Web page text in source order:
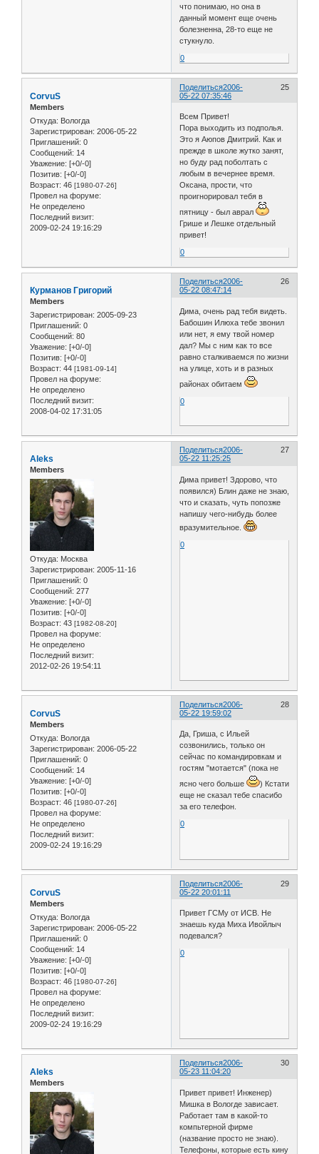
что понимаю, но она в
данный момент еще очень
болезненна, 28-то еще не
стукнуло.
0
Поделиться 25
2006-
05-22 07:35:46
CorvuS
Members
Откуда: Вологда
Зарегистрирован: 2006-05-22
Приглашений: 0
Сообщений: 14
Уважение: [+0/-0]
Позитив: [+0/-0]
Возраст: 46 [1980-07-26]
Провел на форуме:
Не определено
Последний визит:
2009-02-24 19:16:29
Всем Привет!
Пора выходить из подполья.
Это я Аюпов Дмитрий. Как и
прежде в школе жутко занят,
но буду рад поболтать с
любым в вечернее время.
Оксана, прости, что
проигнорировал тебя в
пятницу - был аврал
Грише и Лешке отдельный
привет!
0
Поделиться 26
2006-
05-22 08:47:14
Курманов Григорий
Members
Зарегистрирован: 2005-09-23
Приглашений: 0
Сообщений: 80
Уважение: [+0/-0]
Позитив: [+0/-0]
Возраст: 44 [1981-09-14]
Провел на форуме:
Не определено
Последний визит:
2008-04-02 17:31:05
Дима, очень рад тебя видеть.
Бабошин Илюха тебе звонил
или нет, я ему твой номер
дал? Мы с ним как то все
равно сталкиваемся по жизни
на улице, хоть и в разных
районах обитаем
0
Поделиться 27
2006-
05-22 11:25:25
Aleks
Members
Откуда: Москва
Зарегистрирован: 2005-11-16
Приглашений: 0
Сообщений: 277
Уважение: [+0/-0]
Позитив: [+0/-0]
Возраст: 43 [1982-08-20]
Провел на форуме:
Не определено
Последний визит:
2012-02-26 19:54:11
Дима привет! Здорово, что
появился) Блин даже не знаю,
что и сказать, чуть попозже
напишу чего-нибудь более
вразумительное.
0
Поделиться 28
2006-
05-22 19:59:02
CorvuS
Members
Откуда: Вологда
Зарегистрирован: 2006-05-22
Приглашений: 0
Сообщений: 14
Уважение: [+0/-0]
Позитив: [+0/-0]
Возраст: 46 [1980-07-26]
Провел на форуме:
Не определено
Последний визит:
2009-02-24 19:16:29
Да, Гриша, с Ильей
созвонились, только он
сейчас по командировкам и
гостям "мотается" (пока не
ясно чего больше
) Кстати
еще не сказал тебе спасибо
за его телефон.
0
Поделиться 29
2006-
05-22 20:01:11
CorvuS
Members
Откуда: Вологда
Зарегистрирован: 2006-05-22
Приглашений: 0
Сообщений: 14
Уважение: [+0/-0]
Позитив: [+0/-0]
Возраст: 46 [1980-07-26]
Провел на форуме:
Не определено
Последний визит:
2009-02-24 19:16:29
Привет ГСМу от ИСВ. Не
знаешь куда Миха Ивойлыч
подевался?
0
Поделиться 30
2006-
05-23 11:04:20
Aleks
Members
Привет привет! Инженер)
Мишка в Вологде зависает.
Работает там в какой-то
компьтерной фирме
(название просто не знаю).
Телефоны, которые есть кину